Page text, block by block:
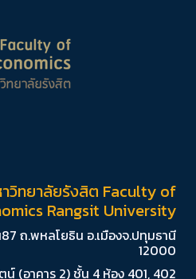
วิทยาลัยรังสิต Faculty of
Rangsit University
ถ.พหลโยธิน อ.เมืองจ.ปทุมธานี
12000
น์ (อาคาร 2) ชั้น 4 ห้อง 401, 402